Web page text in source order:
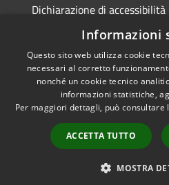
Dichiarazione di accessibilità
Dichiarazione di
RSS
Accessibilità
Informazioni
Questo sito web utilizza cookie
necessari al corretto
nonché un cookie tecnico
informazioni statistiche,
Per maggiori dettagli, può consultare
ACCETTA TUTTO
MOSTRA